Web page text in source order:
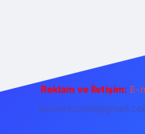
Reklam ve İletişim: E-